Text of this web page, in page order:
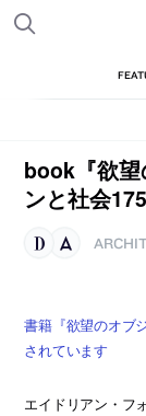
book『欲
ンと社会
書籍『欲望のオブ
されています
エイドリアン・フ